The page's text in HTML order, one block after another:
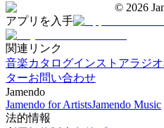
© 2026
アプリを入手
関連リンク
音楽カタログインストアラジオ
ターお問い合わせ
Jamendo
Jamendo for ArtistsJamendo Music
法的情報